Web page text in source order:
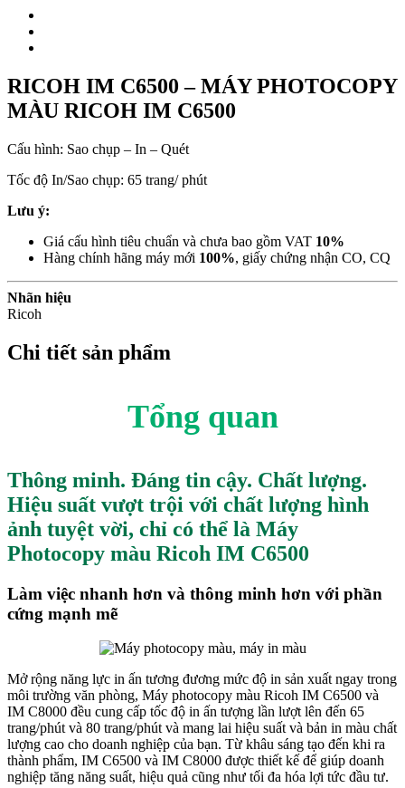
RICOH IM C6500 – MÁY PHOTOCOPY
MÀU RICOH IM C6500
Cấu hình: Sao chụp – In – Quét
Tốc độ In/Sao chụp: 65 trang/ phút
Lưu ý:
Giá cấu hình tiêu chuẩn và chưa bao gồm VAT 10%
Hàng chính hãng máy mới 100%, giấy chứng nhận CO, CQ
Nhãn hiệu
Ricoh
Chi tiết sản phẩm
Tổng quan
Thông minh. Đáng tin cậy. Chất lượng.
Hiệu suất vượt trội với chất lượng hình
ảnh tuyệt vời, chỉ có thể là Máy
Photocopy màu Ricoh IM C6500
Làm việc nhanh hơn và thông minh hơn với phần
cứng mạnh mẽ
Mở rộng năng lực in ấn tương đương mức độ in sản xuất ngay trong
môi trường văn phòng, Máy photocopy màu Ricoh IM C6500 và
IM C8000 đều cung cấp tốc độ in ấn tượng lần lượt lên đến 65
trang/phút và 80 trang/phút và mang lai hiệu suất và bản in màu chất
lượng cao cho doanh nghiệp của bạn. Từ khâu sáng tạo đến khi ra
thành phẩm, IM C6500 và IM C8000 được thiết kế để giúp doanh
nghiệp tăng năng suất, hiệu quả cũng như tối đa hóa lợi tức đầu tư.